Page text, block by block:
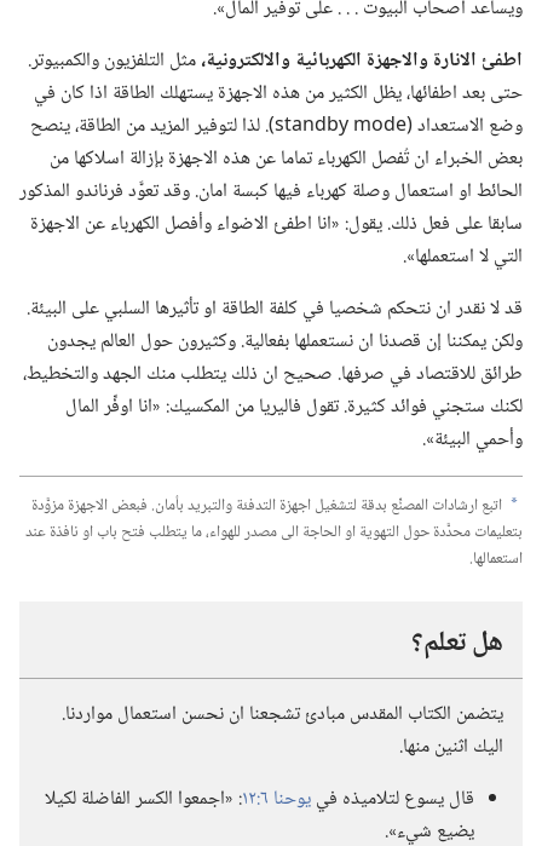
ويساعد اصحاب البيوت .‏ .‏ .‏ على توفير المال».‏
اطفئ الانارة والاجهزة الكهربائية والالكترونية،‏مثل التلفزيون والكمبيوتر.‏
حتى بعد اطفائها،‏ يظل الكثير من هذه الاجهزة يستهلك الطاقة اذا كان في
وضع الاستعداد (‏standby mode)‏.‏ لذا لتوفير المزيد من الطاقة،‏ ينصح
بعض الخبراء ان تُفصل الكهرباء تماما عن هذه الاجهزة بإزالة اسلاكها من
الحائط او استعمال وصلة كهرباء فيها كبسة امان.‏ وقد تعوَّد فرناندو المذكور
سابقا على فعل ذلك.‏ يقول:‏ «انا اطفئ الاضواء وأفصل الكهرباء عن الاجهزة
التي لا استعملها».‏
قد لا نقدر ان نتحكم شخصيا في كلفة الطاقة او تأثيرها السلبي على البيئة.‏
ولكن يمكننا إن قصدنا ان نستعملها بفعالية.‏ وكثيرون حول العالم يجدون
طرائق للاقتصاد في صرفها.‏ صحيح ان ذلك يتطلب منك الجهد والتخطيط،‏
لكنك ستجني فوائد كثيرة.‏ تقول فاليريا من المكسيك:‏ «انا اوفِّر المال
وأحمي البيئة».‏
a اتبع ارشادات المصنِّع بدقة لتشغيل اجهزة التدفئة والتبريد بأمان.‏ فبعض الاجهزة مزوَّدة
بتعليمات محدَّدة حول التهوية او الحاجة الى مصدر للهواء،‏ ما يتطلب فتح باب او نافذة عند
استعمالها.‏
هل تعلم؟‏
يتضمن الكتاب المقدس مبادئ تشجعنا ان نحسن استعمال مواردنا.‏
اليك اثنين منها.‏
قال يسوع لتلاميذه فييوحنا ٦:‏١٢
‏:‏ «اجمعوا الكسر الفاضلة لكيلا
يضيع شيء».‏